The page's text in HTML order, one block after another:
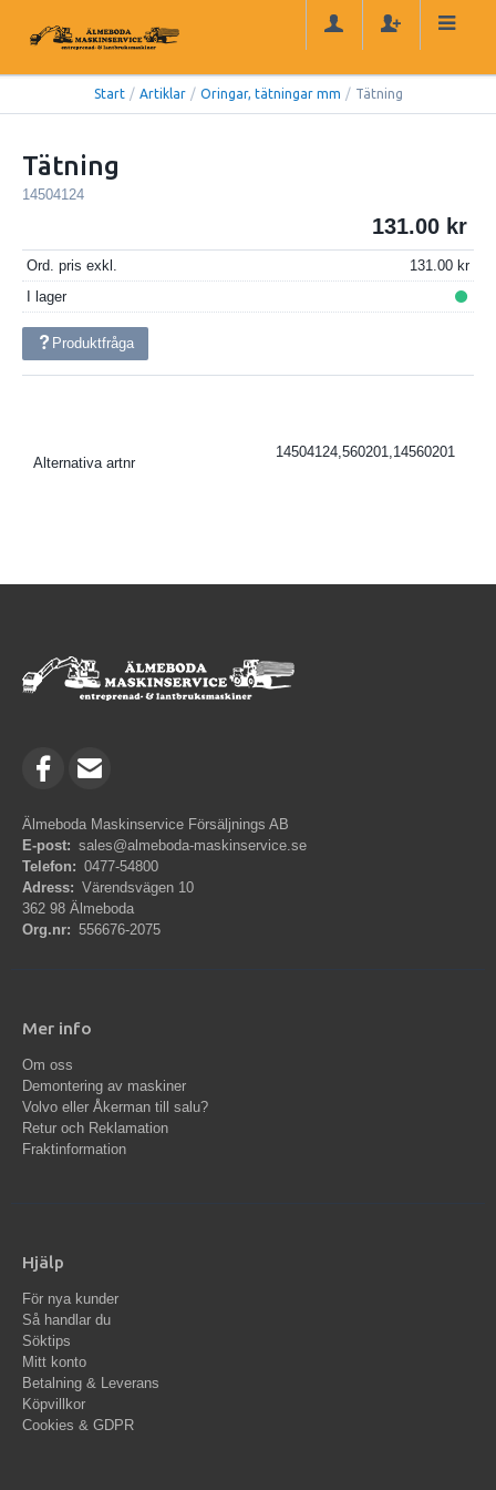
Start / Artiklar / Oringar, tätningar mm / Tätning
Tätning
14504124
131.00
Ord. pris exkl.
131.00
I lager
Produktfråga
Alternativa artnr
14504124,560201,14560201
Älmeboda Maskinservice Försäljnings AB
E-post: sales@almeboda-maskinservice.se
Telefon: 0477-54800
Adress: Värendsvägen 10
362 98 Älmeboda
Org.nr: 556676-2075
Mer info
Om oss
Demontering av maskiner
Volvo eller Åkerman till salu?
Retur och Reklamation
Fraktinformation
Hjälp
För nya kunder
Så handlar du
Söktips
Mitt konto
Betalning & Leverans
Köpvillkor
Cookies & GDPR